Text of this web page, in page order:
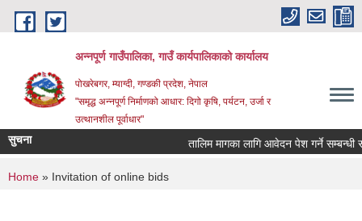
Skip to main content
अन्‍नपूर्ण गाउँपालिका, गाउँ कार्यपालिकाको कार्यालय
पोखरेबगर, म्याग्दी, गण्डकी प्रदेश, नेपाल
"समृद्ध अन्‍नपूर्ण निर्माणको आधार: दिगो कृषि, पर्यटन, उर्जा र
उत्थानशील पूर्वाधार"
सुचना तालिम मागका लागि आवेदन पेश गर्ने सम्बन्धी
You are here
Home » Invitation of online bids